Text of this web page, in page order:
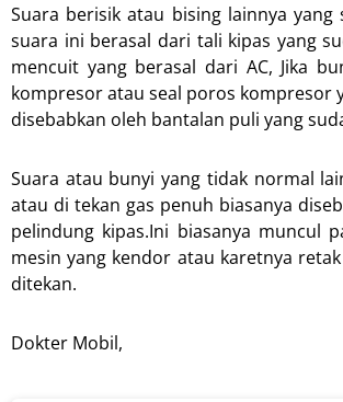
Suara berisik atau bising lainnya
suara ini berasal dari tali kipas yang
mencuit yang berasal dari AC, Jika
kompresor atau seal poros kompresor
disebabkan oleh bantalan puli yang
Suara atau bunyi yang tidak normal
atau di tekan gas penuh biasanya
pelindung kipas.Ini biasanya muncul
mesin yang kendor atau karetnya
ditekan.
Dokter Mobil,